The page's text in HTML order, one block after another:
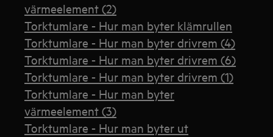
värmeelement (2)
Torktumlare - Hur man byter klämrullen
Torktumlare - Hur man byter drivrem (4)
Torktumlare - Hur man byter drivrem (6)
Torktumlare - Hur man byter drivrem (1)
Torktumlare - Hur man byter
värmeelement (3)
Torktumlare - Hur man byter ut